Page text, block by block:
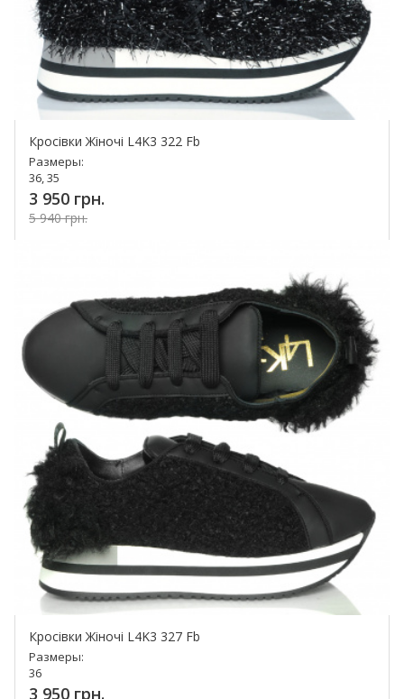
Кросівки Жіночі L4K3 322 Fb
Размеры:
36, 35
3 950 грн.
5 940 грн.
Кросівки Жіночі L4K3 327 Fb
Размеры:
36
3 950 грн.